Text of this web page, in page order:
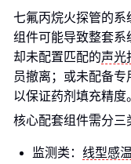
七氟丙烷火探管的系
组件可能导致整套系
却未配置匹配的声光
员撤离；或未配备专
以保证药剂填充精度
核心配套组件需分三
监测类： 线型感